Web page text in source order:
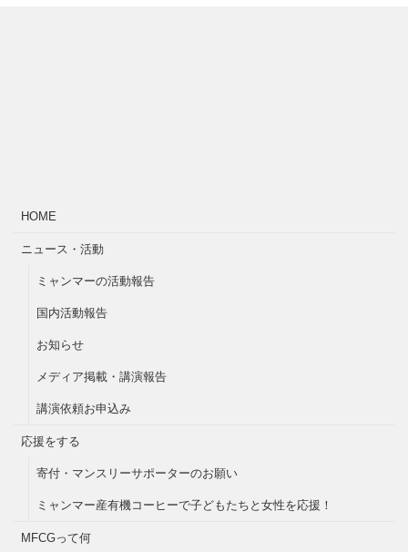
HOME
ニュース・活動
ミャンマーの活動報告
国内活動報告
お知らせ
メディア掲載・講演報告
講演依頼お申込み
応援をする
寄付・マンスリーサポーターのお願い
ミャンマー産有機コーヒーで子どもたちと女性を応援！
MFCGって何